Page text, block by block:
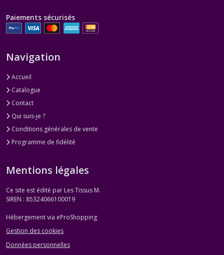
Paiements sécurisés
Navigation
Accueil
Catalogue
Contact
Qui suis-je ?
Conditions générales de vente
Programme de fidélité
Mentions légales
Ce site est édité par Les Tissus M.
SIREN : 85324066100019
Hébergement via eProShopping
Gestion des cookies
Données personnelles